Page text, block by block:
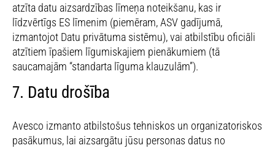
atzīta datu aizsardzības līmeņa noteikšanu, kas ir
līdzvērtīgs ES līmenim (piemēram, ASV gadījumā,
izmantojot Datu privātuma sistēmu), vai atbilstību oficiāli
atzītiem īpašiem līgumiskajiem pienākumiem (tā
saucamajām “standarta līguma klauzulām”).
7. Datu drošība
Avesco izmanto atbilstošus tehniskos un organizatoriskos
pasākumus, lai aizsargātu jūsu personas datus no